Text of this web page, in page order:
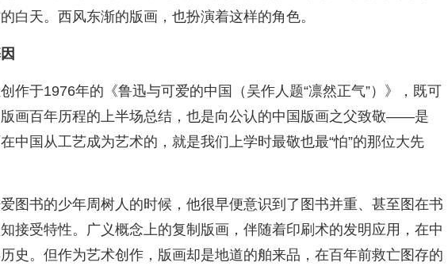
白天。西风东渐的版画，也扮演着这样的角色。
作于1976年的《鲁迅与可爱的中国（吴作人题“凛然正气”）》，既可
版画百年历程的上半场总结，也是向公认的中国版画之父致敬——是
中国从工艺成为艺术的，就是我们上学时最敬也最“怕”的那位大先
图书的少年周树人的时候，他很早便意识到了图书并重、甚至图在书
接受特性。广义概念上的复制版画，伴随着印刷术的发明应用，在中
史。但作为艺术创作，版画却是地道的舶来品，在百年前救亡图存的